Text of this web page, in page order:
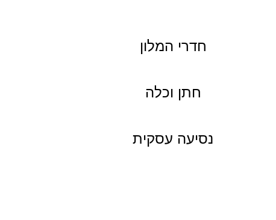
חדרי המלון
חתן וכלה
נסיעה עסקית